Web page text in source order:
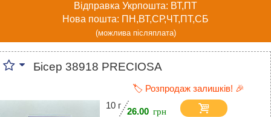
Відправка Укрпошта: ВТ,ПТ
Нова пошта: ПН,ВТ,СР,ЧТ,ПТ,СБ
(можлива післяплата)
Бісер 38918 PRECIOSA
🏷️ Розпродаж залишків! 🎉
10 г
26.00